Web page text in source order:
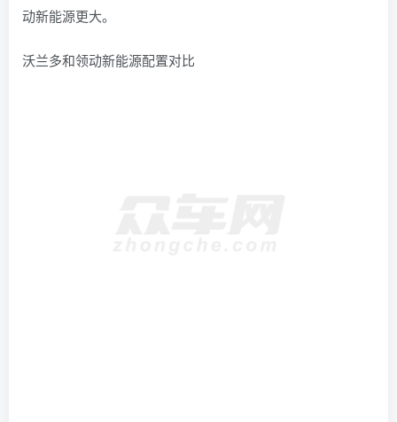
动新能源更大。
沃兰多和领动新能源配置对比